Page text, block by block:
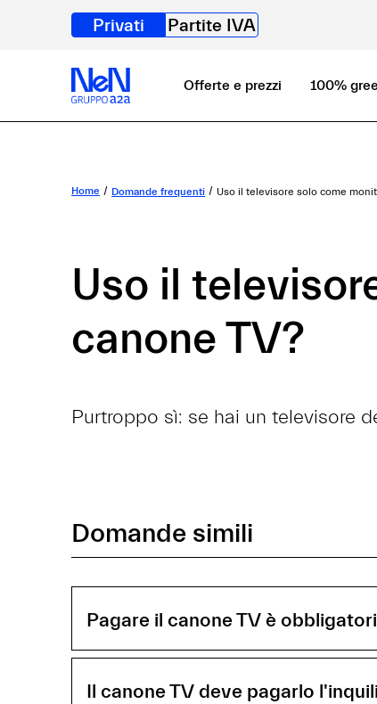
Privati Partite IVA
Offerte e prezzi 100%
Home Domande frequenti Uso il televisore solo come
Uso il
canone TV?
Purtroppo sì: se hai un televisore
Domande simili
Pagare il canone TV è
Il canone TV deve pagarlo